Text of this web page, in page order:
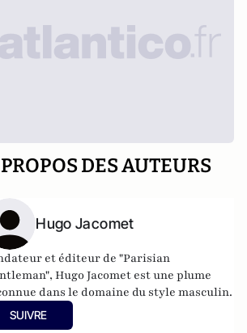
DES AUTEURS
Hugo Jacomet
et éditeur de"Parisian
, Hugo Jacomet est une plume
dans le domaine du style masculin.
SUIVRE